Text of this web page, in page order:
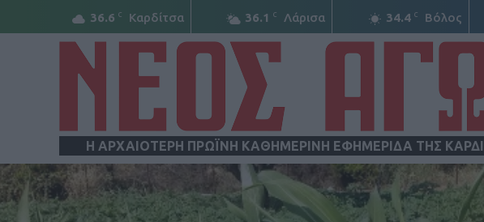
36.6 C Καρδίτσα 36.1 C Λάρισα 34.4 C Βόλος
Η ΑΡΧΑΙΟΤΕΡΗ ΠΡΩΪΝΗ ΚΑΘΗΜΕΡΙΝΗ ΕΦΗΜΕΡΙΔΑ ΤΗΣ
ΝΕΟΣ